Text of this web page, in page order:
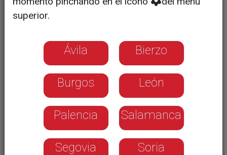
superior.
Ávila Bierzo
Burgos León
Palencia Salamanca
Segovia Soria